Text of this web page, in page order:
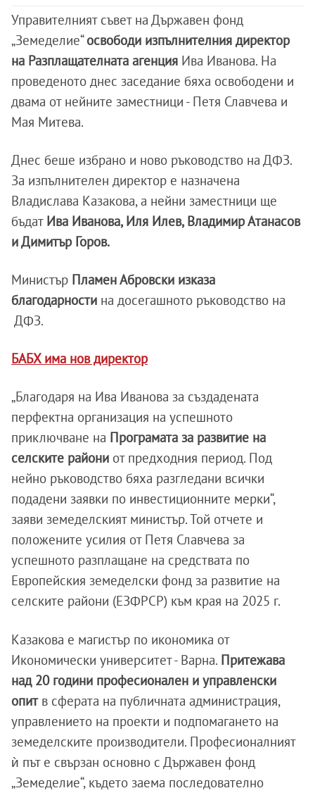
Управителният съвет на Държавен фонд
„Земеделие“освободи изпълнителния директор
на Разплащателната агенция Ива Иванова. На
проведеното днес заседание бяха освободени и
двама от нейните заместници - Петя Славчева и
Мая Митева.
Днес беше избрано и ново ръководство на ДФЗ.
За изпълнителен директор е назначена
Владислава Казакова, а нейни заместници ще
бъдат Ива Иванова, Иля Илев, Владимир Атанасов
и Димитър Горов.
Министър Пламен Абровски изказа
благодарности на досегашното ръководство на
ДФЗ.
БАБХ има нов директор
„Благодаря на Ива Иванова за създадената
перфектна организация на успешното
приключване на Програмата за развитие на
селските райони от предходния период. Под
нейно ръководство бяха разгледани всички
подадени заявки по инвестиционните мерки“,
заяви земеделският министър. Той отчете и
положените усилия от Петя Славчева за
успешното разплащане на средствата по
Европейския земеделски фонд за развитие на
селските райони (ЕЗФРСР) към края на 2025 г.
Казакова е магистър по икономика от
Икономически университет - Варна. Притежава
над 20 години професионален и управленски
опитв сферата на публичната администрация,
управлението на проекти и подпомагането на
земеделските производители. Професионалният
ѝ път е свързан основно с Държавен фонд
„Земеделие“, където заема последователно